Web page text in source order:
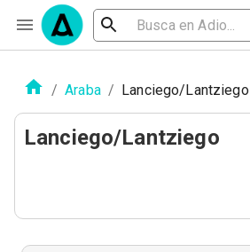
/ Araba / Lanciego/Lantziego
Lanciego/Lantziego